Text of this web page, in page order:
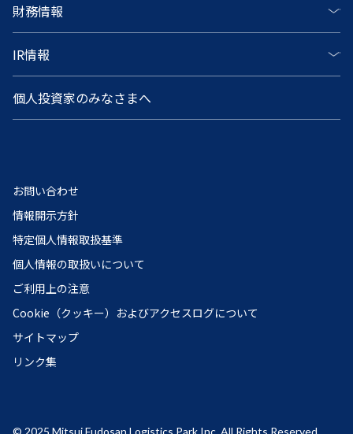
財務情報
IR情報
個人投資家のみなさまへ
お問い合わせ
情報開示方針
特定個人情報取扱基準
個人情報の取扱いについて
ご利用上の注意
Cookie（クッキー）およびアクセスログについて
サイトマップ
リンク集
© 2025 Mitsui Fudosan Logistics Park Inc. All Rights Reserved